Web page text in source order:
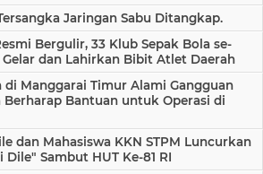
Jaringan Sabu Ditangkap.
Bergulir, 33 Klub Sepak Bola se-
dan Lahirkan Bibit Atlet Daerah
di Manggarai Timur Alami Gangguan
Berharap Bantuan untuk Operasi di
dan Mahasiswa KKN STPM Luncurkan
Sambut HUT Ke-81 RI